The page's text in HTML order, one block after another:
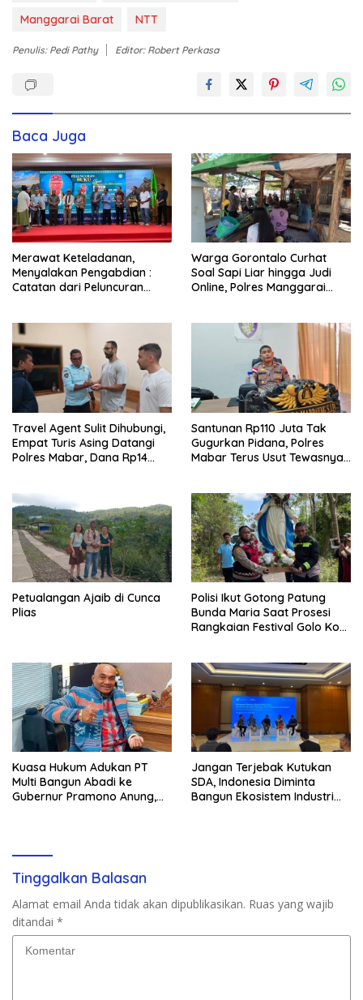
Manggarai Barat NTT
Penulis: Pedi Pathy Editor: Robert Perkasa
Baca Juga
Merawat Keteladanan,
Menyalakan Pengabdian :
Catatan dari Peluncuran
Warga Gorontalo Curhat
Soal Sapi Liar hingga Judi
Online, Polres Manggarai
Travel Agent Sulit Dihubungi,
Empat Turis Asing Datangi
Polres Mabar, Dana Rp14
Santunan Rp110 Juta Tak
Gugurkan Pidana, Polres
Mabar Terus Usut Tewasnya
Petualangan Ajaib di Cunca
Plias
Polisi Ikut Gotong Patung
Bunda Maria Saat Prosesi
Rangkaian Festival Golo Koe
Kuasa Hukum Adukan PT
Multi Bangun Abadi ke
Gubernur Pramono Anung,
Jangan Terjebak Kutukan
SDA, Indonesia Diminta
Bangun Ekosistem Industri
Tinggalkan Balasan
Alamat email Anda tidak akan dipublikasikan. Ruas yang wajib
ditandai *